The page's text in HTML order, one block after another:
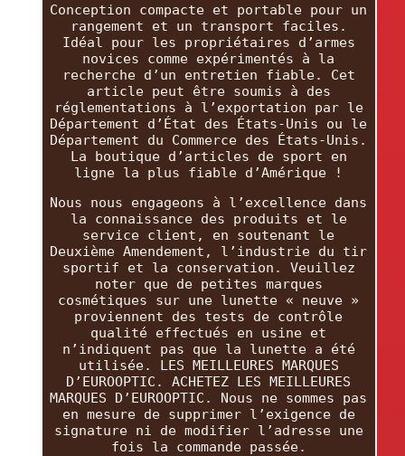
Conception compacte et portable pour un
rangement et un transport faciles.
Idéal pour les propriétaires d’armes
novices comme expérimentés à la
recherche d’un entretien fiable. Cet
article peut être soumis à des
réglementations à l’exportation par le
Département d’État des États-Unis ou le
Département du Commerce des États-Unis.
La boutique d’articles de sport en
ligne la plus fiable d’Amérique !
Nous nous engageons à l’excellence dans
la connaissance des produits et le
service client, en soutenant le
Deuxième Amendement, l’industrie du tir
sportif et la conservation. Veuillez
noter que de petites marques
cosmétiques sur une lunette « neuve »
proviennent des tests de contrôle
qualité effectués en usine et
n’indiquent pas que la lunette a été
utilisée. LES MEILLEURES MARQUES
D’EUROOPTIC. ACHETEZ LES MEILLEURES
MARQUES D’EUROOPTIC. Nous ne sommes pas
en mesure de supprimer l’exigence de
signature ni de modifier l’adresse une
fois la commande passée.